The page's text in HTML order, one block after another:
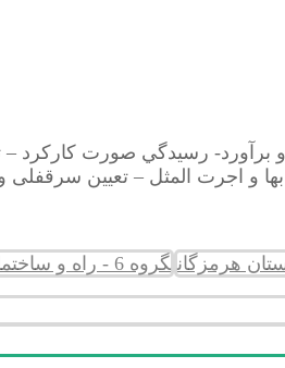
رسيدگي صورت كاركرد
و اجرت المثل – تعیین
هرمزگان گروه 6 - راه و ساختمان و نقشه برداری